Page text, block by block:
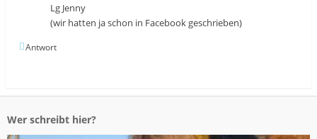
Lg Jenny
(wir hatten ja schon in Facebook geschrieben)
Antwort
Wer schreibt hier?